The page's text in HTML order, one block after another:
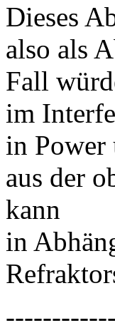
Dieses
also als
Fall
im
in Power
aus der
kann
in